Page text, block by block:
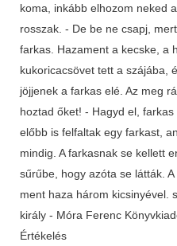
koma, inkább elhozom neked
rosszak. - De be ne csapj,
farkas. Hazament a kecske, a
kukoricacsövet tett a szájába,
jöjjenek a farkas elé. Az meg
hoztad őket! - Hagyd el,
előbb is felfaltak egy farkast,
mindig. A farkasnak se kellett
sűrűbe, hogy azóta se látták.
ment haza három kicsinyével.
király - Móra Ferenc
Értékelés